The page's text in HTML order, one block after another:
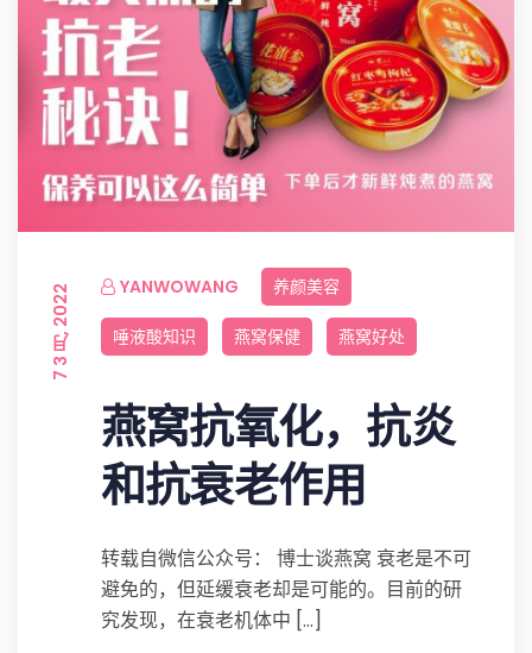
YANWOWANG
7 3 月, 2022 养颜美容
唾液酸知识 燕窝保健 燕窝好处
燕窝抗氧化，抗炎
和抗衰老作用
转载自微信公众号： 博士谈燕窝 衰老是不可
避免的，但延缓衰老却是可能的。目前的研
究发现，在衰老机体中 […]